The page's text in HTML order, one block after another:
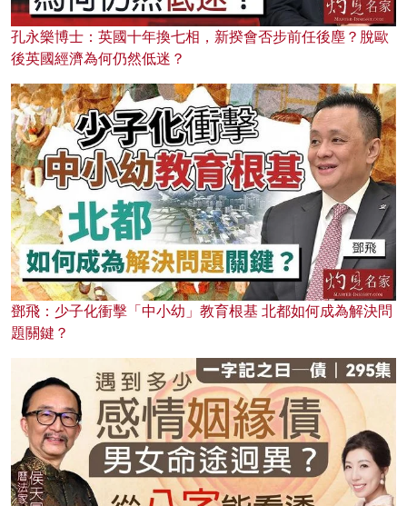
孔永樂博士：英國十年換七相，新揆會否步前任後塵？脫歐
後英國經濟為何仍然低迷？
鄧飛：少子化衝擊「中小幼」教育根基 北都如何成為解決問
題關鍵？